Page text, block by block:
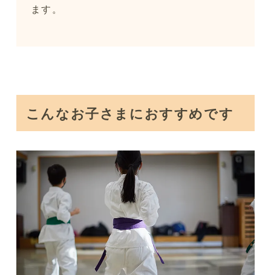
ます。
こんなお子さまにおすすめです